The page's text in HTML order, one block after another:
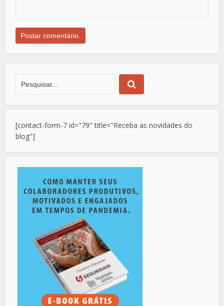
[contact-form-7 id="79" title="Receba as novidades do
blog"]